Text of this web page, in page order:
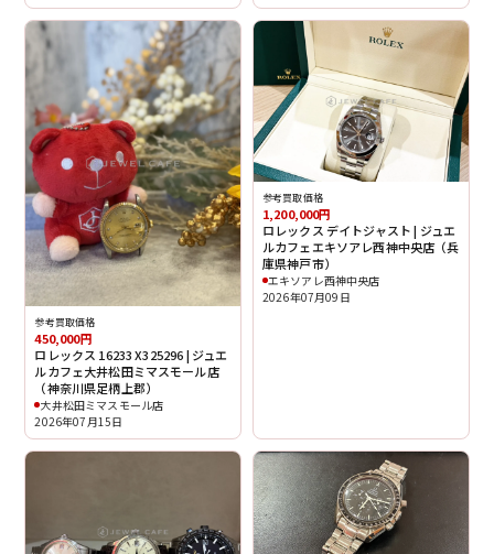
参考買取価格
450,000円
ロレックス 16233 X325296 | ジュエ
ルカフェ大井松田ミマスモール店
（神奈川県足柄上郡）
大井松田ミマスモール店
2026年07月15日
参考買取価格
1,200,000円
ロレックス デイトジャスト | ジュエ
ルカフェエキソアレ西神中央店（兵
庫県神戸市）
エキソアレ西神中央店
2026年07月09日